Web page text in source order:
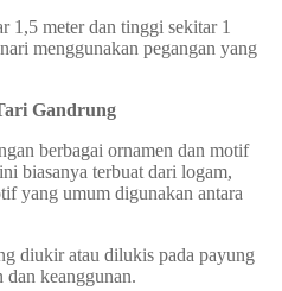
1,5 meter dan tinggi sekitar 1
menggunakan pegangan yang
Gandrung
berbagai ornamen dan motif
biasanya terbuat dari logam,
yang umum digunakan antara
diukir atau dilukis pada payung
dan keanggunan.